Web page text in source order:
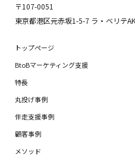
〒107-0051
東京都港区元赤坂1-5-7 ラ・ベリテ
トップページ
BtoBマーケティング支援
特長
丸投げ事例
伴走支援事例
顧客事例
メソッド